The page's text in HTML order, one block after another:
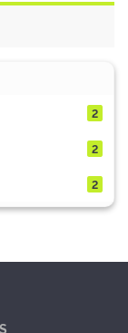
2
2
2